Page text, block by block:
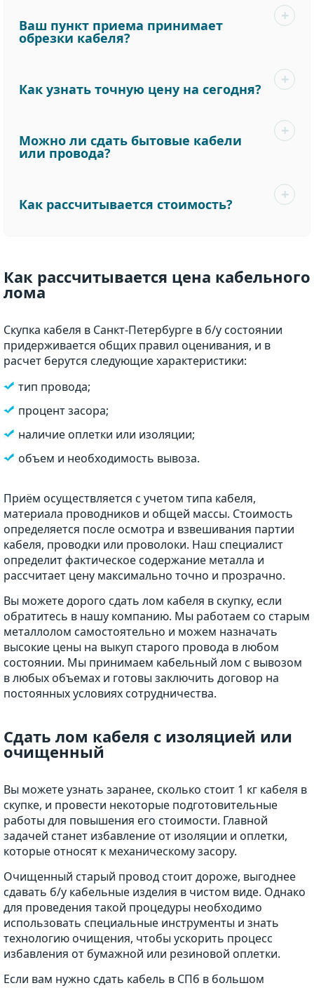
Ваш пункт приема принимает
обрезки кабеля?
Как узнать точную цену на сегодня?
Можно ли сдать бытовые кабели
или провода?
Как рассчитывается стоимость?
Как рассчитывается цена кабельного
лома
Скупка кабеля в Санкт-Петербурге в б/у состоянии
придерживается общих правил оценивания, и в
расчет берутся следующие характеристики:
тип провода;
процент засора;
наличие оплетки или изоляции;
объем и необходимость вывоза.
Приём осуществляется с учетом типа кабеля,
материала проводников и общей массы. Стоимость
определяется после осмотра и взвешивания партии
кабеля, проводки или проволоки. Наш специалист
определит фактическое содержание металла и
рассчитает цену максимально точно и прозрачно.
Вы можете дорого сдать лом кабеля в скупку, если
обратитесь в нашу компанию. Мы работаем со старым
металлолом самостоятельно и можем назначать
высокие цены на выкуп старого провода в любом
состоянии. Мы принимаем кабельный лом с вывозом
в любых объемах и готовы заключить договор на
постоянных условиях сотрудничества.
Сдать лом кабеля с изоляцией или
очищенный
Вы можете узнать заранее, сколько стоит 1 кг кабеля в
скупке, и провести некоторые подготовительные
работы для повышения его стоимости. Главной
задачей станет избавление от изоляции и оплетки,
которые относят к механическому засору.
Очищенный старый провод стоит дороже, выгоднее
сдавать б/у кабельные изделия в чистом виде. Однако
для проведения такой процедуры необходимо
использовать специальные инструменты и знать
технологию очищения, чтобы ускорить процесс
избавления от бумажной или резиновой оплетки.
Если вам нужно сдать кабель в СПб в большом